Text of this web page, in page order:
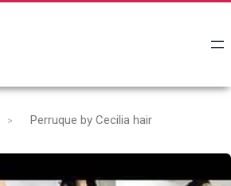
Perruque by Cecilia hair